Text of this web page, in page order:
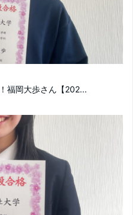
福岡大歩さん【202...